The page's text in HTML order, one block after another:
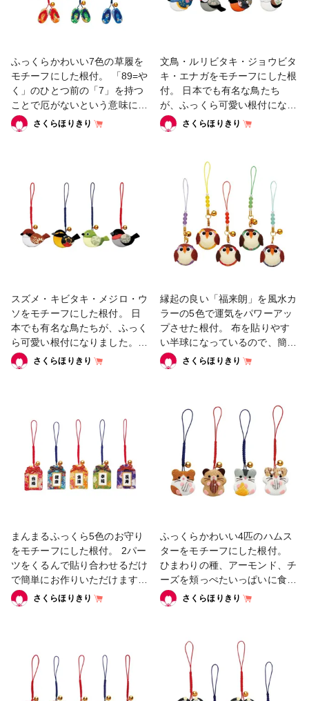
ふっくらかわいい7色の草履を
モチーフにした根付。 「89=や
く」のひとつ前の「7」を持つ
ことで厄がないという意味に。
また、古来より草履は身体が健
康で足腰が丈夫になり、お足
さくらほりきり
文鳥・ルリビタキ・ジョウビタ
キ・エナガをモチーフにした根
付。 日本でも有名な鳥たち
が、ふっくら可愛い根付になり
ました。 #ちりめん根付
さくらほりきり
スズメ・キビタキ・メジロ・ウ
ソをモチーフにした根付。 日
本でも有名な鳥たちが、ふっく
ら可愛い根付になりました。 #
ちりめん根付
さくらほりきり
縁起の良い「福来朗」を風水カ
ラーの5色で運気をパワーアッ
プさせた根付。 布を貼りやす
い半球になっているので、簡単
にお作りいただけます。 #ちり
めん根付
さくらほりきり
まんまるふっくら5色のお守り
をモチーフにした根付。 2パー
ツをくるんで貼り合わせるだけ
で簡単にお作りいただけます。
#ちりめん根付
さくらほりきり
ふっくらかわいい4匹のハムス
ターをモチーフにした根付。
ひまわりの種、アーモンド、チ
ーズを頬っぺたいっぱいに食べ
ています。 #ちりめん根付
さくらほりきり